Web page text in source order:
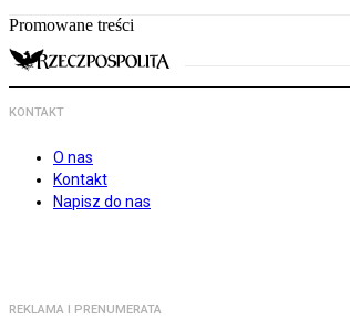
Promowane treści
KONTAKT
O nas
Kontakt
Napisz do nas
REKLAMA I PRENUMERATA